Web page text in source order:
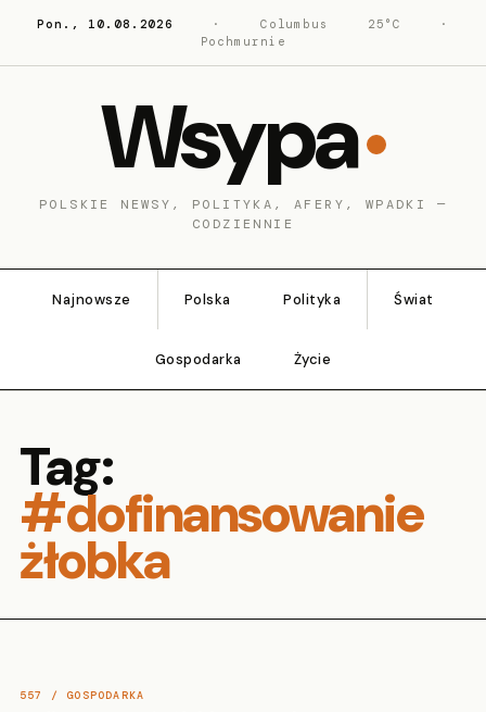
Pon., 10.08.2026 · Columbus 25°C
·
Pochmurnie
Wsypa
POLSKIE NEWSY, POLITYKA, AFERY, WPADKI —
CODZIENNIE
Najnowsze Polska Polityka Świat
Gospodarka Życie
Tag:
#dofinansowanie
żłobka
557 / GOSPODARKA